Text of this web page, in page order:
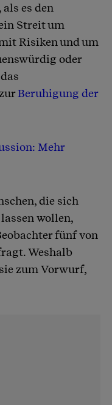
es den
Streit um
Risiken und um
oder
Beruhigung der
Mehr
die sich
wollen,
fünf von
Weshalb
zum Vorwurf,